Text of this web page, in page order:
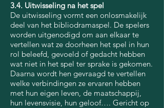
3.4. Uitwisseling na het spel
De uitwisseling vormt een onlosmakelijk
deel van het bibliodramaspel. De spelers
worden uitgenodigd om aan elkaar te
vertellen wat ze doorheen het spel in hun
rol beleefd, gevoeld of gedacht hebben
wat niet in het spel ter sprake is gekomen.
Daarna wordt hen gevraagd te vertellen
welke verbindingen ze ervaren hebben
met hun eigen leven, de maatschappij,
hun levensvisie, hun geloof…. Gericht op